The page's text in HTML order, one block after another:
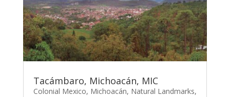
Tacámbaro, Michoacán, MIC
Colonial Mexico, Michoacán, Natural Landmarks,